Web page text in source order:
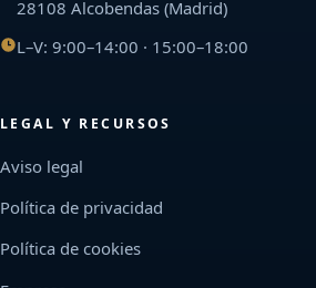
28108 Alcobendas (Madrid)
L–V: 9:00–14:00 · 15:00–18:00
LEGAL Y RECURSOS
Aviso legal
Política de privacidad
Política de cookies